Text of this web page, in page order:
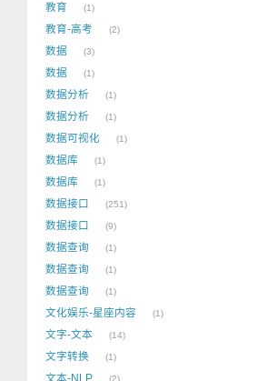
教育 1
教育-高考 2
数据 3
数据 1
数据分析 1
数据分析 1
数据可视化 1
数据库 1
数据库 1
数据接口 251
数据接口 9
数据查询 1
数据查询 1
数据查询 1
文化娱乐-星座内容 1
文字-文本 14
文字转换 1
文本-NLP 2